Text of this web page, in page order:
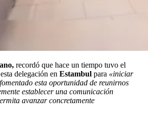
recordó que hace un tiempo tuvo el
delegación en Estambul para «iniciar
esta oportunidad de reunirnos
establecer una comunicación
avanzar concretamente